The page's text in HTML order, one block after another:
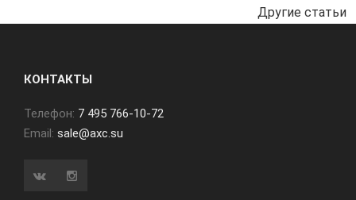
Другие статьи
КОНТАКТЫ
Телефон: 7 495 766-10-72
Email: sale@axc.su